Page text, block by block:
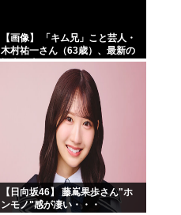
【画像】 「キム兄」こと芸人・
木村祐一さん（63歳）、最新の
松本人志さんとのツーショット
が完全に別人だとネット騒然！
「マジで誰かわからん」...
【日向坂46】 藤嶌果歩さん"ホ
ンモノ"感が凄い・・・